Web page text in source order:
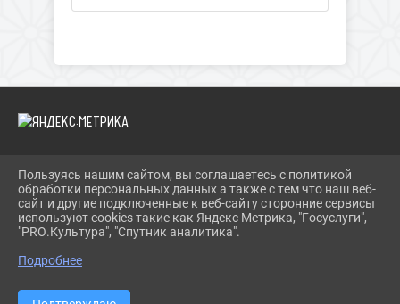
2026 Г. SOLN-MKC.RU
ВХОД
КАРТА САЙТА
ПОЛИТИКА ОБРАБОТКИ ПЕРСОНАЛЬНЫХ ДАННЫХ
СДЕЛАНО НА KUBCMS
Пользуясь нашим сайтом, вы соглашаетесь с политикой
обработки персональных данных а также с тем что наш веб-
сайт и другие подключенные к веб-сайту сторонние сервисы
используют cookies такие как Яндекс Метрика, "Госуслуги",
"PRO.Культура", "Спутник аналитика".
Подробнее